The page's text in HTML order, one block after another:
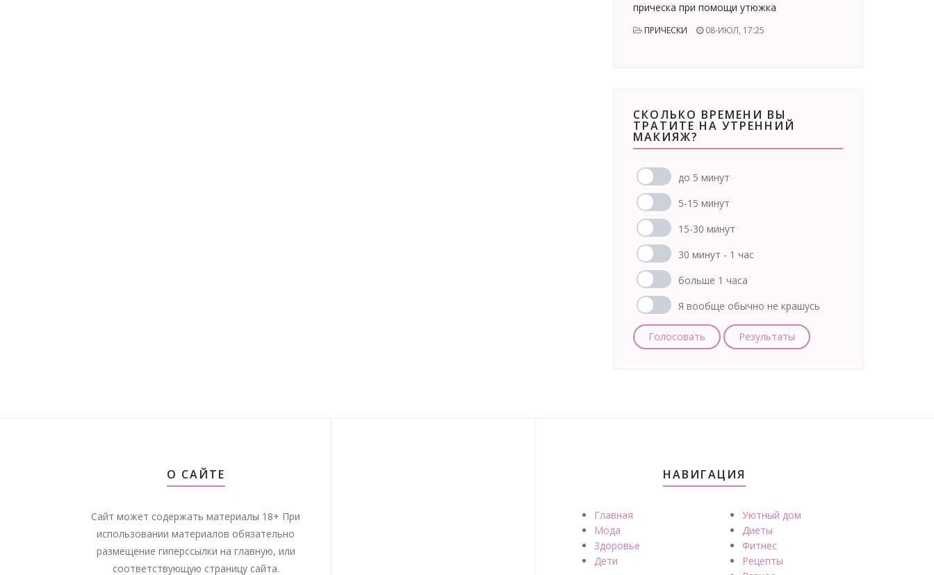
прическа при помощи утюжка
ПРИЧЕСКИ 08-ИЮЛ, 17:25
СКОЛЬКО ВРЕМЕНИ ВЫ
ТРАТИТЕ НА УТРЕННИЙ
МАКИЯЖ?
до 5 минут
5-15 минут
15-30 минут
30 минут - 1 час
больше 1 часа
Я вообще обычно не крашусь
Голосовать Результаты
О САЙТЕ
Сайт может содержать материалы 18+ При
использовании материалов обязательно
размещение гиперссылки на главную, или
соответствующую страницу сайта.
НАВИГАЦИЯ
Главная
Мода
Здоровье
Дети
Уютный дом
Диеты
Фитнес
Рецепты